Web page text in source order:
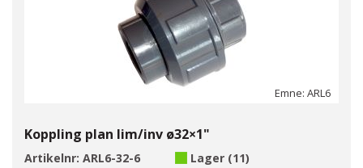
Emne: ARL6
Koppling plan lim/inv ø32×1"
Artikelnr: ARL6-32-6
Lager (11)